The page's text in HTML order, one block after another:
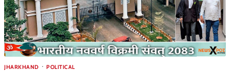
JHARKHAND POLITICAL